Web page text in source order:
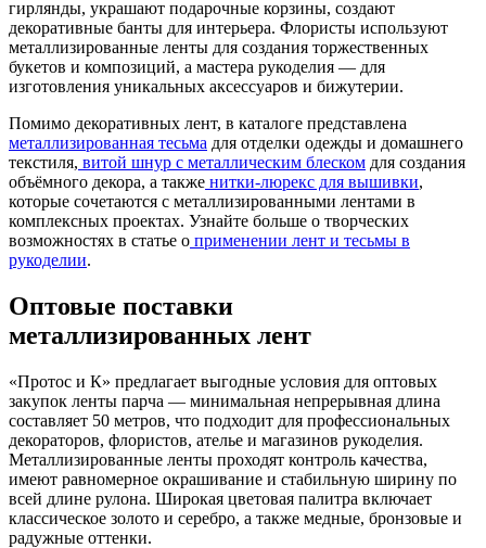
гирлянды, украшают подарочные корзины, создают
декоративные банты для интерьера. Флористы используют
металлизированные ленты для создания торжественных
букетов и композиций, а мастера рукоделия — для
изготовления уникальных аксессуаров и бижутерии.
Помимо декоративных лент, в каталоге представлена
металлизированная тесьма для отделки одежды и домашнего
текстиля, витой шнур с металлическим блеском для создания
объёмного декора, а также нитки-люрекс для вышивки,
которые сочетаются с металлизированными лентами в
комплексных проектах. Узнайте больше о творческих
возможностях в статье о применении лент и тесьмы в
рукоделии.
Оптовые поставки
металлизированных лент
«Протос и К» предлагает выгодные условия для оптовых
закупок ленты парча — минимальная непрерывная длина
составляет 50 метров, что подходит для профессиональных
декораторов, флористов, ателье и магазинов рукоделия.
Металлизированные ленты проходят контроль качества,
имеют равномерное окрашивание и стабильную ширину по
всей длине рулона. Широкая цветовая палитра включает
классическое золото и серебро, а также медные, бронзовые и
радужные оттенки.